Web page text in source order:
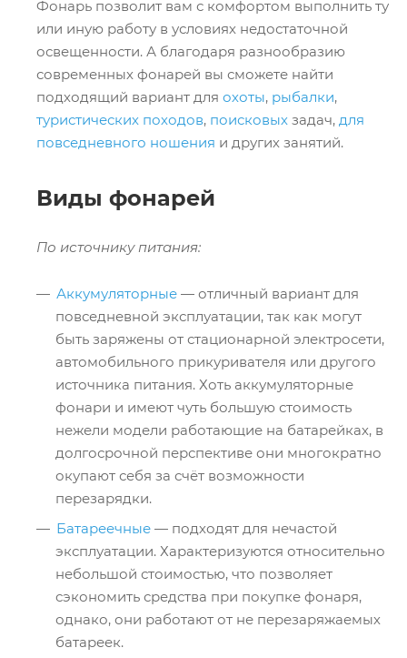
Фонарь позволит вам с комфортом выполнить ту
или иную работу в условиях недостаточной
освещенности. А благодаря разнообразию
современных фонарей вы сможете найти
подходящий вариант для охоты, рыбалки,
туристических походов, поисковых задач, для
повседневного ношения и других занятий.
Виды фонарей
По источнику питания:
Аккумуляторные — отличный вариант для
повседневной эксплуатации, так как могут
быть заряжены от стационарной электросети,
автомобильного прикуривателя или другого
источника питания. Хоть аккумуляторные
фонари и имеют чуть большую стоимость
нежели модели работающие на батарейках, в
долгосрочной перспективе они многократно
окупают себя за счёт возможности
перезарядки.
Батареечные — подходят для нечастой
эксплуатации. Характеризуются относительно
небольшой стоимостью, что позволяет
сэкономить средства при покупке фонаря,
однако, они работают от не перезаряжаемых
батареек.